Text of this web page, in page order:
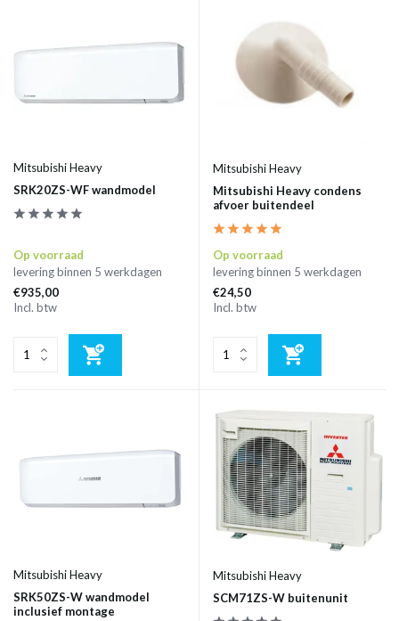
Mitsubishi Heavy
SRK20ZS-WF wandmodel
Op voorraad
levering binnen 5 werkdagen
€935,00
Incl. btw
Mitsubishi Heavy
Mitsubishi Heavy condens
afvoer buitendeel
Op voorraad
levering binnen 5 werkdagen
€24,50
Incl. btw
Mitsubishi Heavy
SRK50ZS-W wandmodel
inclusief montage
Mitsubishi Heavy
SCM71ZS-W buitenunit